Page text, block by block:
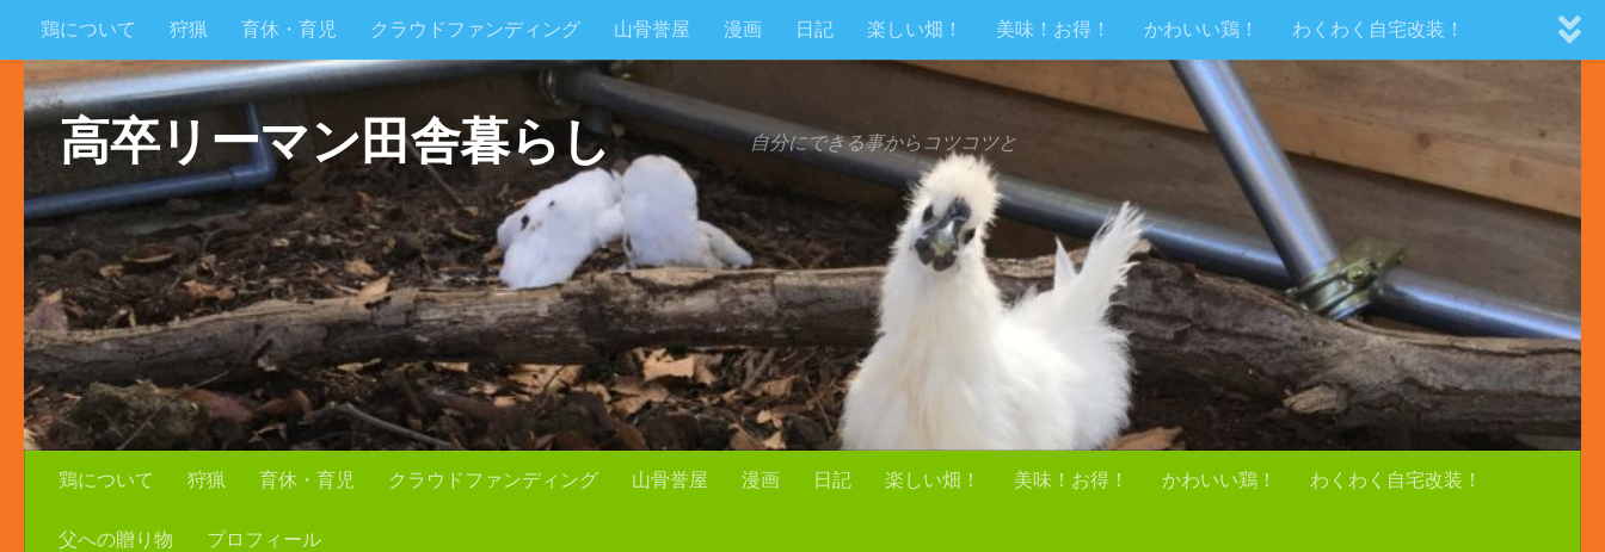
コンテンツへスキップ
鶏について 狩猟 育休・育児 クラウドファンディング 山骨誉屋 漫画 日記 楽しい畑！ 美味！お得！ かわいい鶏！ わくわく自宅改装！
父への贈り物 プロフィール
高卒リーマン田舎暮らし 自分にできる事からコツコツと
鶏について 狩猟 育休・育児 クラウドファンディング 山骨誉屋 漫画 日記 楽しい畑！ 美味！お得！ かわいい鶏！ わくわく自宅改装！
父への贈り物 プロフィール